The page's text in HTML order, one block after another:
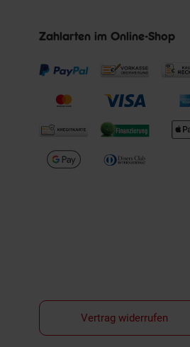
Zahlarten im Online-Shop
Vertrag widerrufen